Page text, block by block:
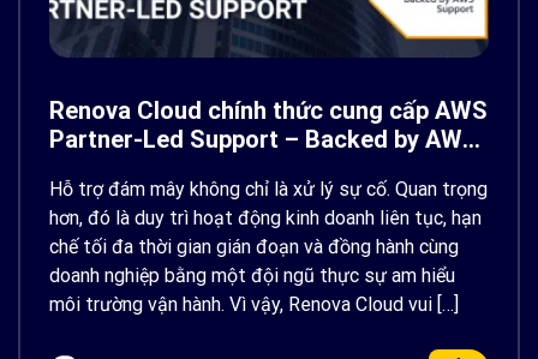
Renova Cloud chính thức cung cấp AWS
Partner-Led Support – Backed by AWS
Hỗ trợ đám mây không chỉ là xử lý sự cố. Quan trọng
hơn, đó là duy trì hoạt động kinh doanh liên tục, hạn
chế tối đa thời gian gián đoạn và đồng hành cùng
doanh nghiệp bằng một đội ngũ thực sự am hiểu
môi trường vận hành. Vì vậy, Renova Cloud vui […]